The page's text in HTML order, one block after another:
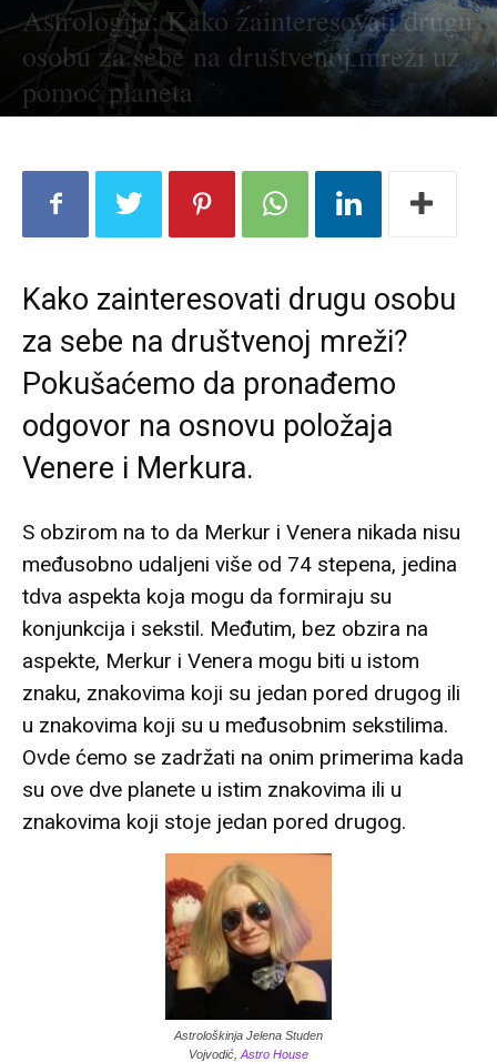
Astrologija: Kako zainteresovati drugu
osobu za sebe na društvenoj mreži uz
pomoć planeta
Kako zainteresovati drugu osobu
za sebe na društvenoj mreži?
Pokušaćemo da pronađemo
odgovor na osnovu položaja
Venere i Merkura.
S obzirom na to da Merkur i Venera nikada nisu
međusobno udaljeni više od 74 stepena, jedina
tdva aspekta koja mogu da formiraju su
konjunkcija i sekstil. Međutim, bez obzira na
aspekte, Merkur i Venera mogu biti u istom
znaku, znakovima koji su jedan pored drugog ili
u znakovima koji su u međusobnim sekstilima.
Ovde ćemo se zadržati na onim primerima kada
su ove dve planete u istim znakovima ili u
znakovima koji stoje jedan pored drugog.
Astrološkinja Jelena Studen
Vojvodić, Astro House